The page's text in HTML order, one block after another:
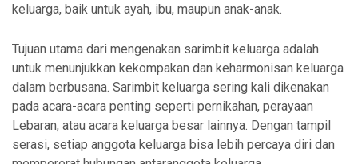
keluarga, baik untuk ayah, ibu, maupun anak-anak.
Tujuan utama dari mengenakan sarimbit keluarga adalah
untuk menunjukkan kekompakan dan keharmonisan keluarga
dalam berbusana. Sarimbit keluarga sering kali dikenakan
pada acara-acara penting seperti pernikahan, perayaan
Lebaran, atau acara keluarga besar lainnya. Dengan tampil
serasi, setiap anggota keluarga bisa lebih percaya diri dan